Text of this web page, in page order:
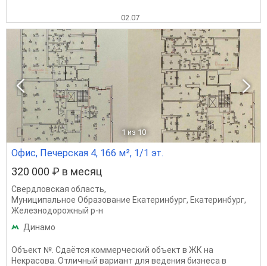
02.07
1 из 10
Офис, Печерская 4, 166 м², 1/1 эт.
320 000 ₽ в месяц
Свердловская область,
Муниципальное Образование Екатеринбург, Екатеринбург,
Железнодорожный р-н
Динамо
Объект №. Сдаётся коммерческий объект в ЖК на
Некрасова. Отличный вариант для ведения бизнеса в